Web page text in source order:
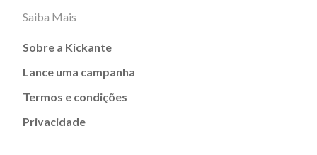
Saiba Mais
Sobre a Kickante
Lance uma campanha
Termos e condições
Privacidade